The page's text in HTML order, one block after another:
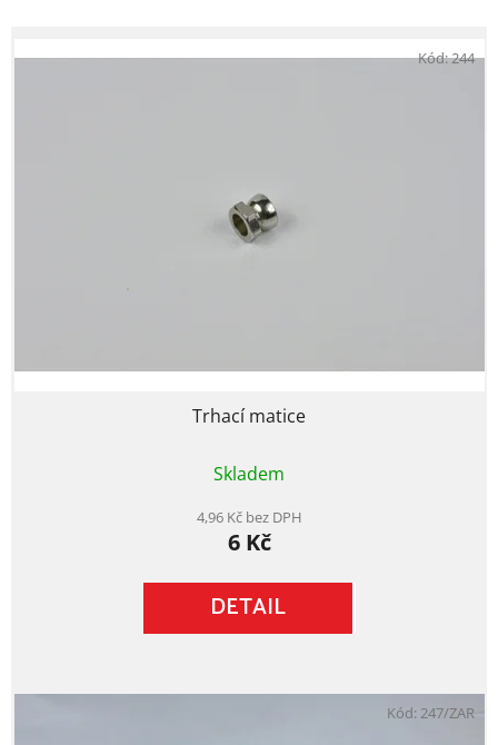
Trhací matice
hodnocení
je
5,0
5
hvězdiček.
Skladem
4,96 Kč bez DPH
6 Kč
DETAIL
Kód:244
Kód:247/ZAR